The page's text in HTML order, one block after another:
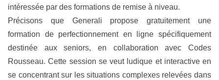
intéressée par des formations de remise à niveau.
Précisons que Generali propose gratuitement une
formation de perfectionnement en ligne spécifiquement
destinée aux seniors, en collaboration avec Codes
Rousseau. Cette session se veut ludique et interactive en
se concentrant sur les situations complexes relevées dans